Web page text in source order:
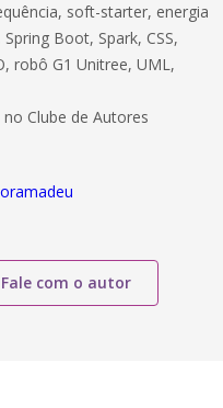
soft-starter, energia
Boot, Spark, CSS,
robô G1 Unitree, UML,
Clube de Autores
Fale com o autor